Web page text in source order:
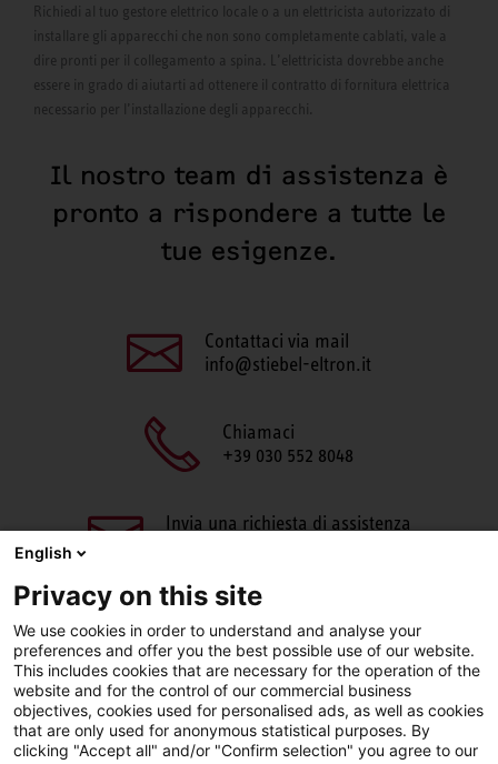
Richiedi al tuo gestore elettrico locale o a un elettricista autorizzato di
installare gli apparecchi che non sono completamente cablati, vale a
dire pronti per il collegamento a spina. L’elettricista dovrebbe anche
essere in grado di aiutarti ad ottenere il contratto di fornitura elettrica
necessario per l’installazione degli apparecchi.
Il nostro team di assistenza è
pronto a rispondere a tutte le
tue esigenze.
Contattaci via mail
info@stiebel-eltron.it
Chiamaci
+39 030 552 8048
Invia una richiesta di assistenza
Facebook LinkedIn Instagram
English
Privacy on this site
We use cookies in order to understand and analyse your
preferences and offer you the best possible use of our website.
This includes cookies that are necessary for the operation of the
website and for the control of our commercial business
objectives, cookies used for personalised ads, as well as cookies
that are only used for anonymous statistical purposes. By
clicking "Accept all" and/or "Confirm selection" you agree to our